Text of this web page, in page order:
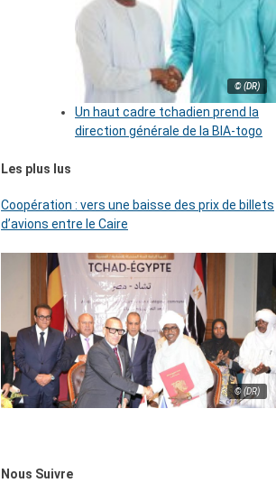
© (DR)
Un haut cadre tchadien prend la
direction générale de la BIA-togo
Les plus lus
Coopération : vers une baisse des prix de billets
d’avions entre le Caire
© (DR)
Nous Suivre